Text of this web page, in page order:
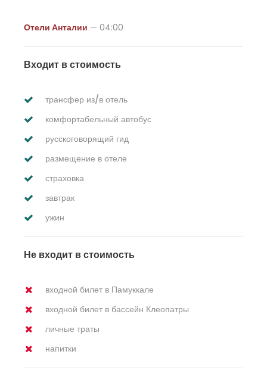
Отели Анталии — 04:00
Входит в стоимость
трансфер из/в отель
комфортабельный автобус
русскоговорящий гид
размещение в отеле
страховка
завтрак
ужин
Не входит в стоимость
входной билет в Памуккале
входной билет в бассейн Клеопатры
личные траты
напитки